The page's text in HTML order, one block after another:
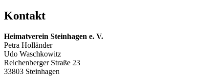
Kontakt
Heimatverein Steinhagen e. V.
Petra Holländer
Udo Waschkowitz
Reichenberger Straße 23
33803 Steinhagen